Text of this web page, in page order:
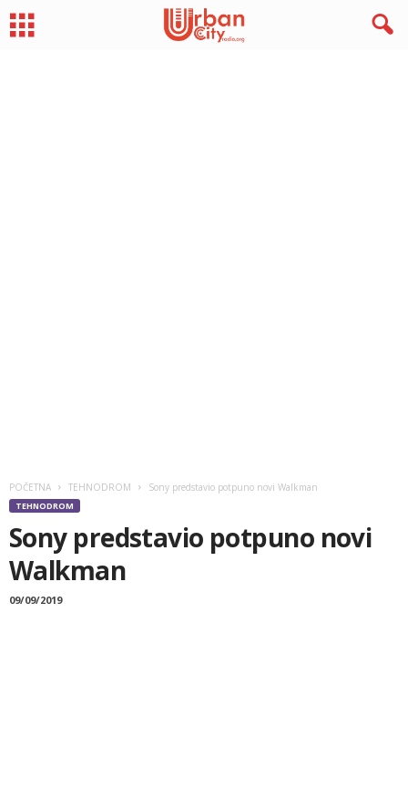
POČETNA TEHNODROM Sony predstavio potpuno novi Walkman
TEHNODROM
Sony predstavio potpuno novi
Walkman
09/09/2019